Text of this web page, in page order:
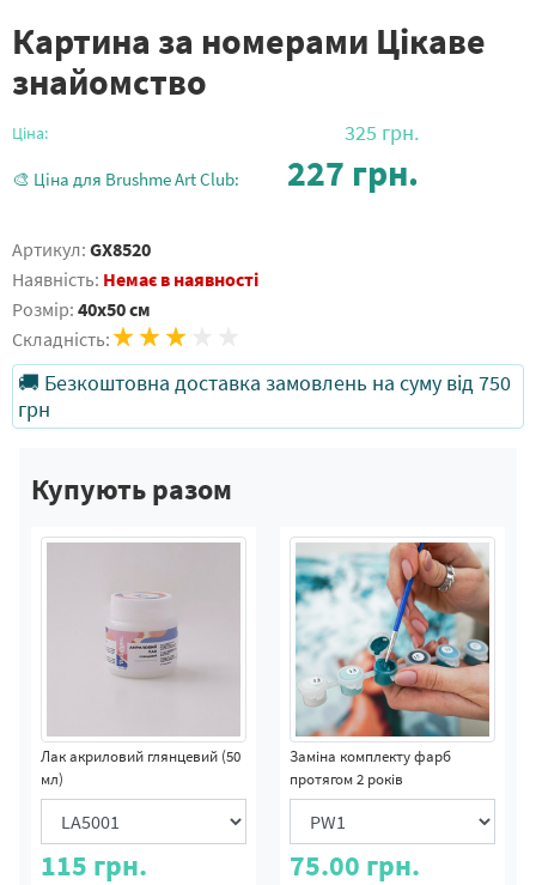
Картина за номерами Цікаве
знайомство
Ціна: 325 грн.
🎨 Ціна для Brushme Art Club: 227 грн.
Артикул: GX8520
Наявність: Немає в наявності
Розмір: 40x50 см
Складність:
🚚 Безкоштовна доставка замовлень на суму від 750
грн
Купують разом
Лак акриловий глянцевий (50
мл)
115 грн.
Заміна комплекту фарб
протягом 2 років
75.00 грн.